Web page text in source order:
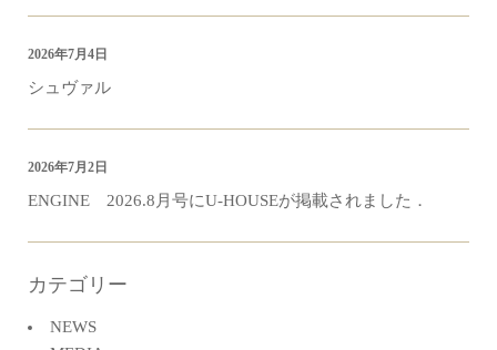
シュヴァル
2026年7月4日
ENGINE 2026.8月号にU-HOUSEが掲載されました．
2026年7月2日
カテゴリー
NEWS